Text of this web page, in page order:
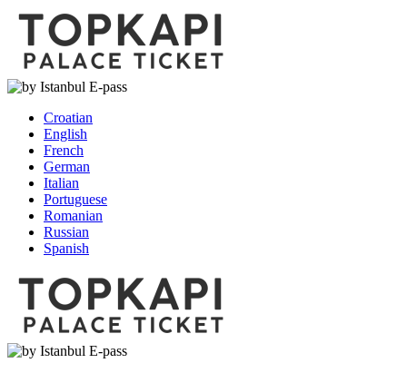
Croatian
English
French
German
Italian
Portuguese
Romanian
Russian
Spanish